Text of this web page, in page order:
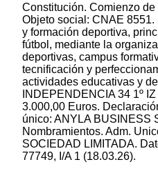
Constitución. Comienzo
Objeto social: CNAE
y formación deportiva,
fútbol, mediante la
deportivas, campus
tecnificación y
actividades educativas y
INDEPENDENCIA 34 1º
3.000,00 Euros.
único: ANYLA BUSINESS
Nombramientos. Adm.
SOCIEDAD LIMITADA.
77749, I/A 1 (18.03.26).